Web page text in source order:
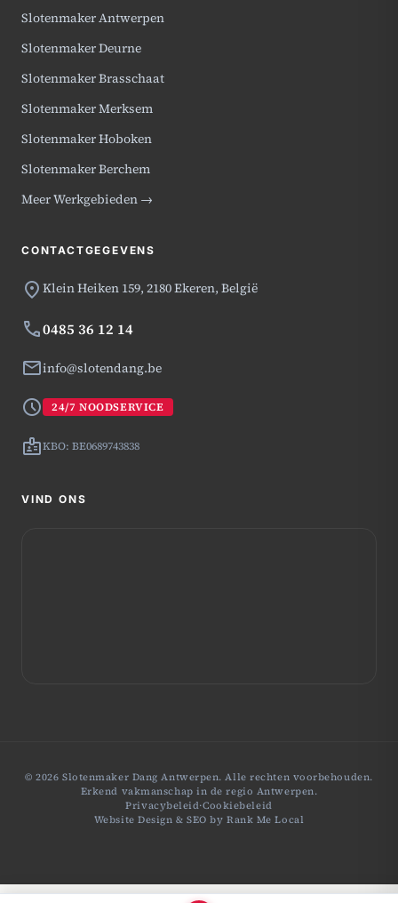
Slotenmaker Antwerpen
Slotenmaker Deurne
Slotenmaker Brasschaat
Slotenmaker Merksem
Slotenmaker Hoboken
Slotenmaker Berchem
Meer Werkgebieden →
CONTACTGEGEVENS
location_on Klein Heiken 159, 2180 Ekeren, België
phone0485 36 12 14
mailinfo@slotendang.be
schedule 24/7 NOODSERVICE
badgeKBO: BE0689743838
VIND ONS
© 2026 Slotenmaker Dang Antwerpen. Alle rechten voorbehouden.
Erkend vakmanschap in de regio Antwerpen.
Privacybeleid·Cookiebeleid
Website Design & SEO byRank Me Local